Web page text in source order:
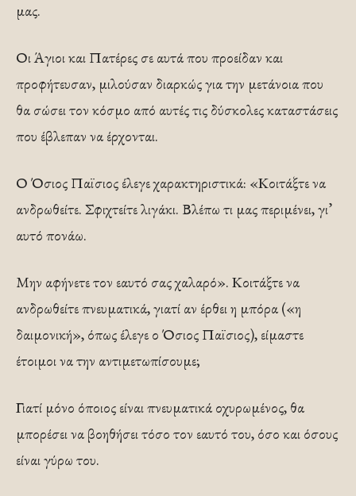
μας.
Οι Άγιοι και Πατέρες σε αυτά που προείδαν και
προφήτευσαν, μιλούσαν διαρκώς για την μετάνοια που
θα σώσει τον κόσμο από αυτές τις δύσκολες καταστάσεις
που έβλεπαν να έρχονται.
Ο Όσιος Παϊσιος έλεγε χαρακτηριστικά: «Κοιτάξτε να
ανδρωθείτε. Σφιχτείτε λιγάκι. Βλέπω τι μας περιμένει, γι’
αυτό πονάω.
Μην αφήνετε τον εαυτό σας χαλαρό». Κοιτάξτε να
ανδρωθείτε πνευματικά, γιατί αν έρθει η μπόρα («η
δαιμονική», όπως έλεγε ο Όσιος Παϊσιος), είμαστε
έτοιμοι να την αντιμετωπίσουμε;
Γιατί μόνο όποιος είναι πνευματικά οχυρωμένος, θα
μπορέσει να βοηθήσει τόσο τον εαυτό του, όσο και όσους
είναι γύρω του.